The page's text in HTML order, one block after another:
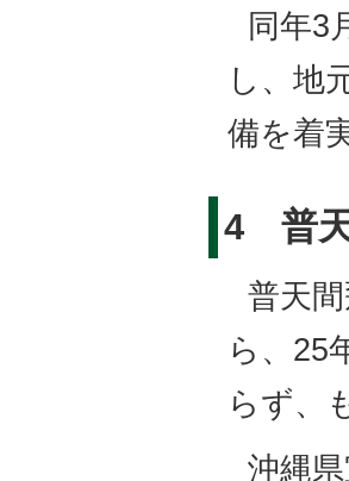
同年3
し、地
備を着
4 普天
普天
ら、25
らず、
沖縄